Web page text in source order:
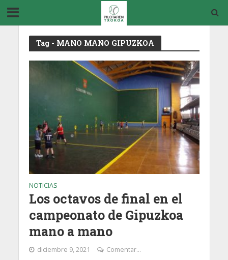
Tag - MANO MANO GIPUZKOA
NOTICIAS
Los octavos de final en el
campeonato de Gipuzkoa
mano a mano
diciembre 9, 2021 Comentar...